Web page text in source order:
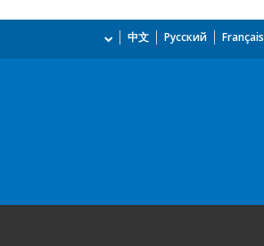
Français
Русский
中文